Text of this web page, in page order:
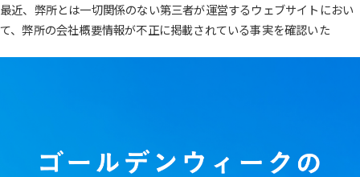
最近、弊所とは一切関係のない第三者が運営するウェブサイトにおい
て、弊所の会社概要情報が不正に掲載されている事実を確認いた